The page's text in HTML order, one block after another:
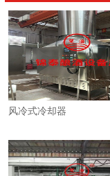
风冷式冷却器